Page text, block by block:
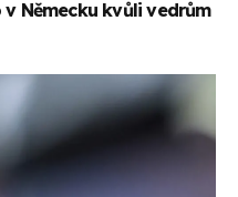
Německu kvůli vedrům